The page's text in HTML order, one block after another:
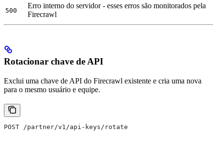
500
Erro interno do servidor - esses erros são monitorados pela
Firecrawl
Rotacionar chave de API
Exclui uma chave de API do Firecrawl existente e cria uma nova
para o mesmo usuário e equipe.
POST /partner/v1/api-keys/rotate